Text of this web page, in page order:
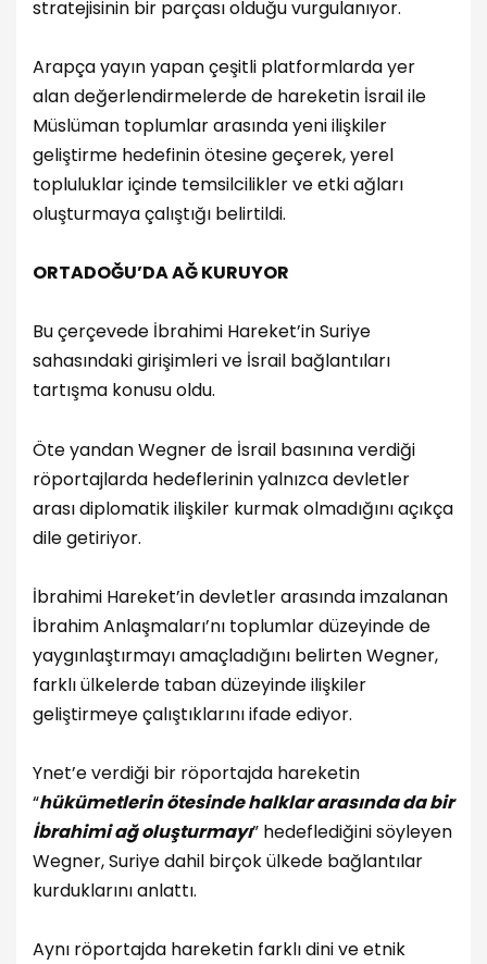
stratejisinin bir parçası olduğu vurgulanıyor.
Arapça yayın yapan çeşitli platformlarda yer
alan değerlendirmelerde de hareketin İsrail ile
Müslüman toplumlar arasında yeni ilişkiler
geliştirme hedefinin ötesine geçerek, yerel
topluluklar içinde temsilcilikler ve etki ağları
oluşturmaya çalıştığı belirtildi.
ORTADOĞU’DA AĞ KURUYOR
Bu çerçevede İbrahimi Hareket’in Suriye
sahasındaki girişimleri ve İsrail bağlantıları
tartışma konusu oldu.
Öte yandan Wegner de İsrail basınına verdiği
röportajlarda hedeflerinin yalnızca devletler
arası diplomatik ilişkiler kurmak olmadığını açıkça
dile getiriyor.
İbrahimi Hareket’in devletler arasında imzalanan
İbrahim Anlaşmaları’nı toplumlar düzeyinde de
yaygınlaştırmayı amaçladığını belirten Wegner,
farklı ülkelerde taban düzeyinde ilişkiler
geliştirmeye çalıştıklarını ifade ediyor.
Ynet’e verdiği bir röportajda hareketin
“hükümetlerin ötesinde halklar arasında da bir
İbrahimi ağ oluşturmayı” hedeflediğini söyleyen
Wegner, Suriye dahil birçok ülkede bağlantılar
kurduklarını anlattı.
Aynı röportajda hareketin farklı dini ve etnik